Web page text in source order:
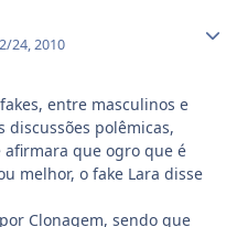
24, 2010
entre masculinos e
discussões polêmicas,
que ogro que é
melhor, o fake Lara disse
Clonagem, sendo que